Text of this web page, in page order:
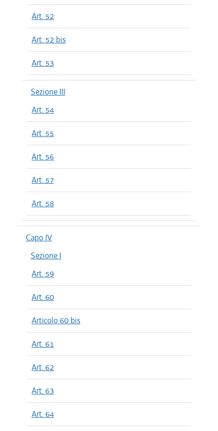
Art. 52
Art. 52 bis
Art. 53
Sezione III
Art. 54
Art. 55
Art. 56
Art. 57
Art. 58
Capo IV
Sezione I
Art. 59
Art. 60
Articolo 60 bis
Art. 61
Art. 62
Art. 63
Art. 64